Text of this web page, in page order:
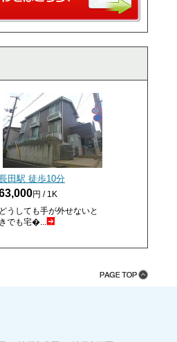
田駅 徒歩10分
円 / 1K
どうしても手が外せないと
きでも宅�...